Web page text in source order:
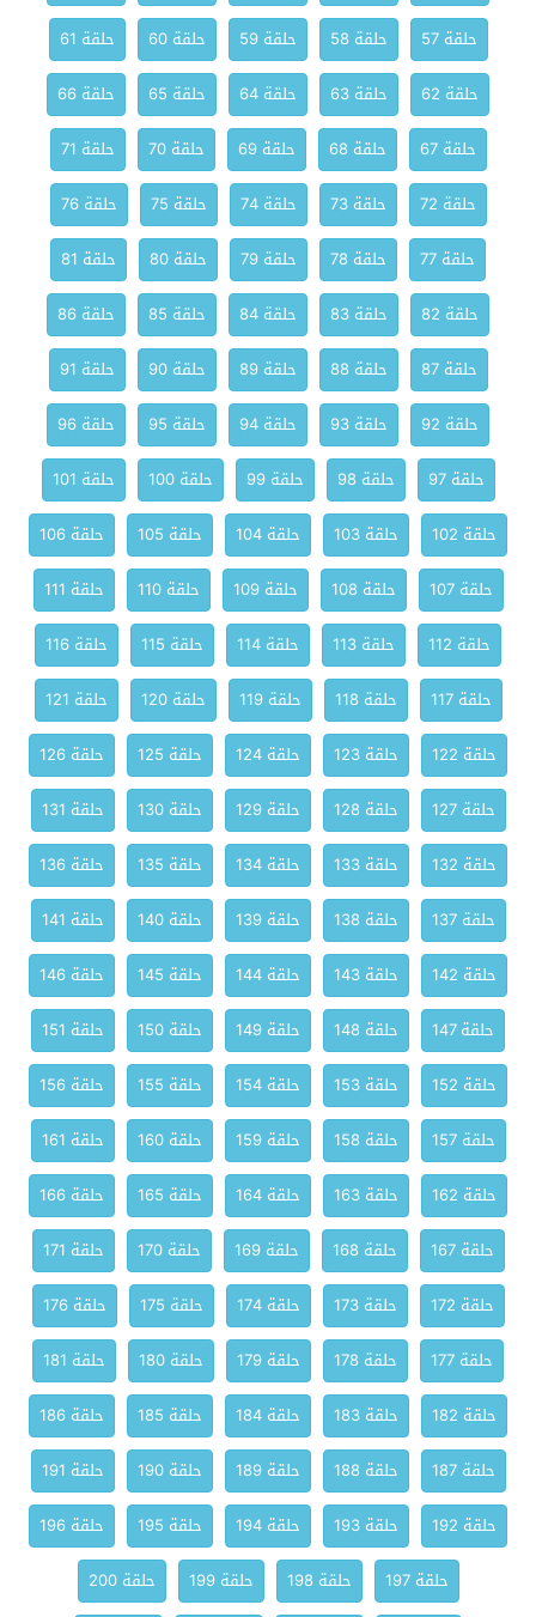
حلقة 57
حلقة 58 حلقة 59 حلقة 60
حلقة 61
حلقة 62
حلقة 63 حلقة 64 حلقة 65
حلقة 66
حلقة 67
حلقة 68 حلقة 69 حلقة 70
حلقة 71
حلقة 72
حلقة 73 حلقة 74 حلقة 75
حلقة 76
حلقة 77
حلقة 78 حلقة 79 حلقة 80
حلقة 81
حلقة 82
حلقة 83 حلقة 84 حلقة 85
حلقة 86
حلقة 87
حلقة 88 حلقة 89 حلقة 90
حلقة 91
حلقة 92
حلقة 93 حلقة 94 حلقة 95
حلقة 96
حلقة 97
حلقة 98 حلقة 99 حلقة 100
حلقة 101
حلقة 102
حلقة 103 حلقة 104 حلقة 105
حلقة 106
حلقة 107
حلقة 108 حلقة 109 حلقة 110
حلقة 111
حلقة 112
حلقة 113 حلقة 114 حلقة 115
حلقة 116
حلقة 117
حلقة 118 حلقة 119 حلقة 120
حلقة 121
حلقة 122
حلقة 123 حلقة 124 حلقة 125
حلقة 126
حلقة 127
حلقة 128 حلقة 129 حلقة 130
حلقة 131
حلقة 132
حلقة 133 حلقة 134 حلقة 135
حلقة 136
حلقة 137
حلقة 138 حلقة 139 حلقة 140
حلقة 141
حلقة 142
حلقة 143 حلقة 144 حلقة 145
حلقة 146
حلقة 147
حلقة 148 حلقة 149 حلقة 150
حلقة 151
حلقة 152
حلقة 153 حلقة 154 حلقة 155
حلقة 156
حلقة 157
حلقة 158 حلقة 159 حلقة 160
حلقة 161
حلقة 162
حلقة 163 حلقة 164 حلقة 165
حلقة 166
حلقة 167
حلقة 168 حلقة 169 حلقة 170
حلقة 171
حلقة 172
حلقة 173 حلقة 174 حلقة 175
حلقة 176
حلقة 177
حلقة 178 حلقة 179 حلقة 180
حلقة 181
حلقة 182
حلقة 183 حلقة 184 حلقة 185
حلقة 186
حلقة 187
حلقة 188 حلقة 189 حلقة 190
حلقة 191
حلقة 192
حلقة 193 حلقة 194 حلقة 195
حلقة 196
حلقة 197
حلقة 198 حلقة 199 حلقة 200